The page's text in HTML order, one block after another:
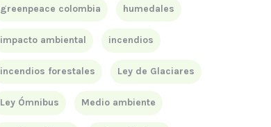
greenpeace colombia humedales
impacto ambiental incendios
incendios forestales Ley de Glaciares
Ley Ómnibus Medio ambiente